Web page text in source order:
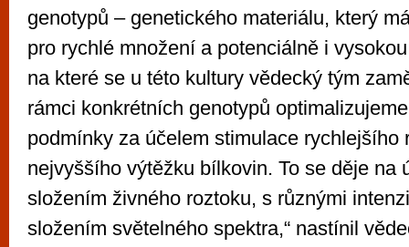
genotypů – genetického materiálu, který
pro rychlé množení a potenciálně i
na které se u této kultury vědecký tým
rámci konkrétních genotypů
podmínky za účelem stimulace rychlejšího
nejvyššího výtěžku bílkovin. To se děje na
složením živného roztoku, s různými
složením světelného spektra,“ nastínil